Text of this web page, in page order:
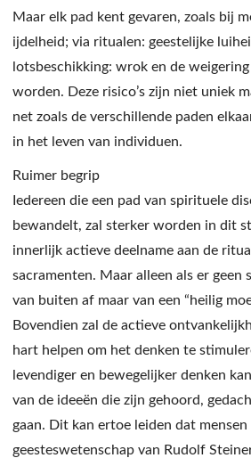
Maar elk pad kent gevaren, zoals bij
ijdelheid; via ritualen: geestelijke
lotsbeschikking: wrok en de
worden. Deze risico’s zijn niet uniek
net zoals de verschillende paden
in het leven van individuen.
Ruimer begrip
Iedereen die een pad van spirituele
bewandelt, zal sterker worden in dit
innerlijk actieve deelname aan de
sacramenten. Maar alleen als er geen
van buiten af maar van een “heilig
Bovendien zal de actieve
hart helpen om het denken te
levendiger en bewegelijker denken
van de ideeën die zijn gehoord,
gaan. Dit kan ertoe leiden dat
geesteswetenschap van Rudolf